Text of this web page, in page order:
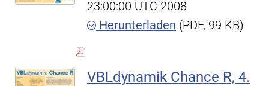
23:00:00 UTC 2008
Herunterladen (PDF, 99 KB)
VBLdynamik Chance R, 4.